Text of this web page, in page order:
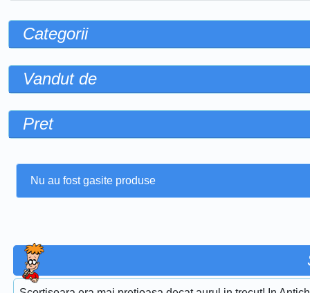
Categorii
Vandut de
Pret
Nu au fost gasite produse